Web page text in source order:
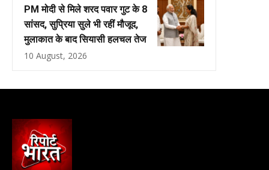
PM मोदी से मिले शरद पवार गुट के 8
सांसद, सुप्रिया सुले भी रहीं मौजूद,
मुलाकात के बाद सियासी हलचल तेज
10 August, 2026